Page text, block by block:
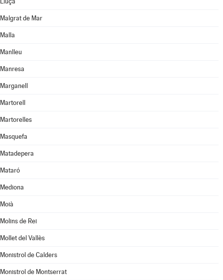
Malgrat de Mar
Malla
Manlleu
Manresa
Marganell
Martorell
Martorelles
Masquefa
Matadepera
Mataró
Mediona
Moià
Molins de Rei
Mollet del Vallès
Monistrol de Calders
Monistrol de Montserrat